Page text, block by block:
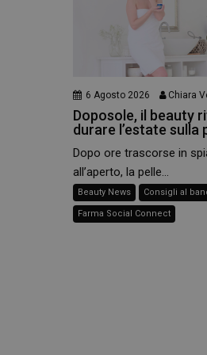
6 Agosto 2026 Chiara
Doposole, il beauty
durare l’estate sulla
Dopo ore trascorse in
all’aperto, la pelle...
Beauty News Consigli al
Farma Social Connect